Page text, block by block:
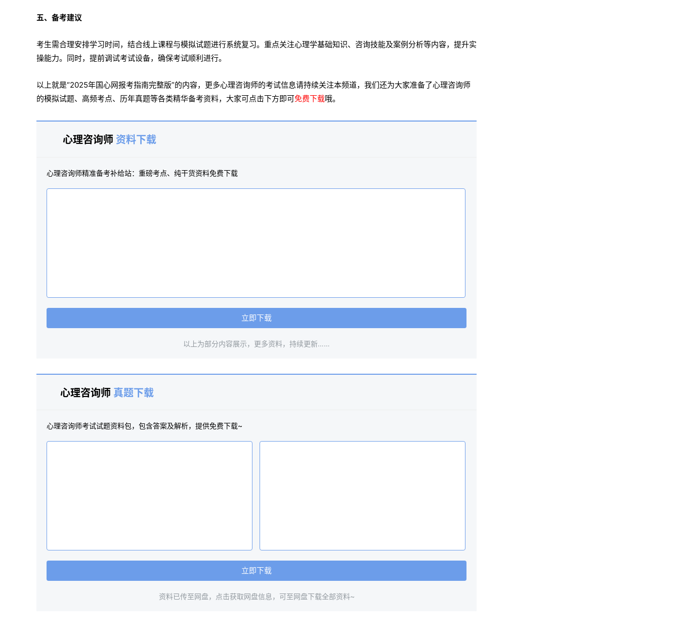
五、备考建议
考生需合理安排学习时间，结合线上课程与模拟试题进行系统复习。重点关注心理学基础知识、咨询技能及案例分析等内容，提升实
操能力。同时，提前调试考试设备，确保考试顺利进行。
以上就是“2025年国心网报考指南完整版”的内容，更多心理咨询师的考试信息请持续关注本频道，我们还为大家准备了心理咨询师
的模拟试题、高频考点、历年真题等各类精华备考资料，大家可点击下方即可免费下载哦。
心理咨询师 资料下载
心理咨询师精准备考补给站：重磅考点、纯干货资料免费下载
立即下载
以上为部分内容展示，更多资料，持续更新……
心理咨询师 真题下载
心理咨询师考试试题资料包，包含答案及解析，提供免费下载~
立即下载
资料已传至网盘，点击获取网盘信息，可至网盘下载全部资料~